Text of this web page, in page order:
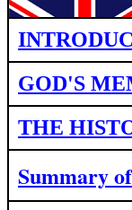
GOD'S
THE
Summary